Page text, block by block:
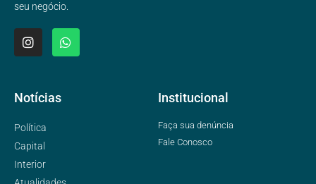
seu negócio.
Notícias
Política
Capital
Interior
Institucional
Faça sua denúncia
Fale Conosco